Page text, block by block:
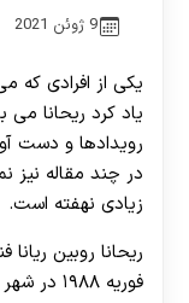
9 ژوئن 2021
یکی از افرادی که
یاد کرد ریحانا می
رویدادها و دست
در چند مقاله
زیادی نهفته است.
فوریه